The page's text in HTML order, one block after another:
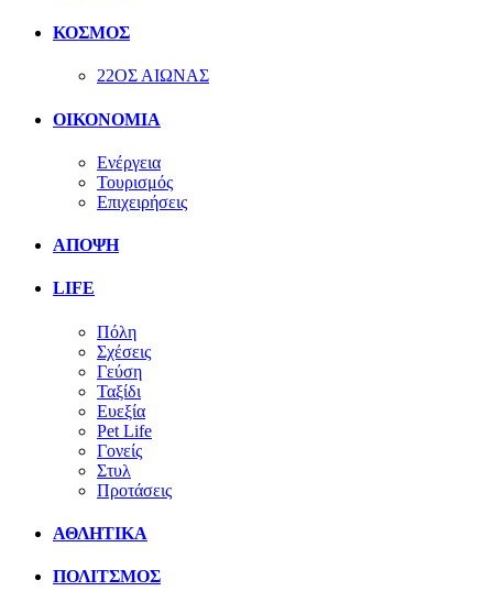
ΚΟΣΜΟΣ
22ΟΣ ΑΙΩΝΑΣ
ΟΙΚΟΝΟΜΙΑ
Ενέργεια
Τουρισμός
Επιχειρήσεις
ΑΠΟΨΗ
LIFE
Πόλη
Σχέσεις
Γεύση
Ταξίδι
Ευεξία
Pet Life
Γονείς
Στυλ
Προτάσεις
ΑΘΛΗΤΙΚΑ
ΠΟΛΙΤΣΜΟΣ